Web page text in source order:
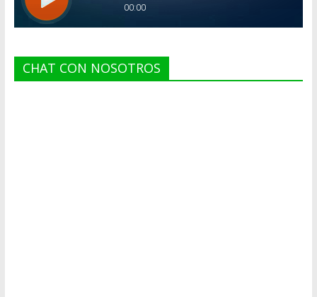
CHAT CON NOSOTROS